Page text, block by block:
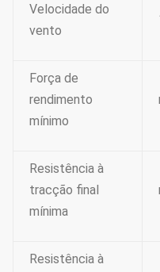
Velocidade do
vento
Força de
rendimento
mínimo
Resistência à
tracção final
mínima
Resistência à